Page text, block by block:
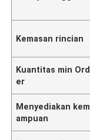
Kemasan rincian
Kuantitas min Ord
er
Menyediakan kem
ampuan